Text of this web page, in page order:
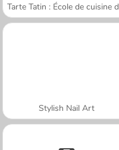
Stylish Nail Art